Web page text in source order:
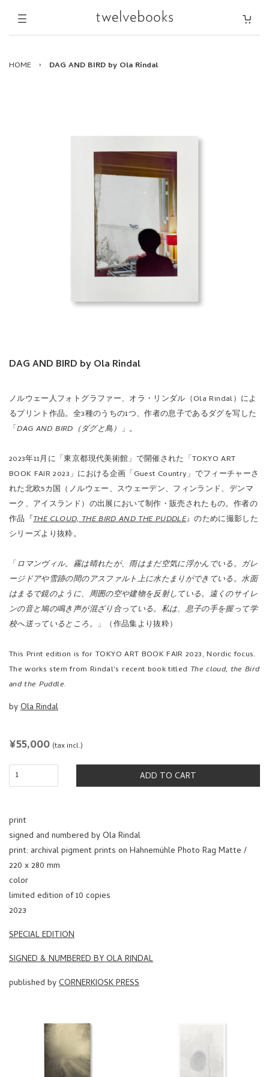
HOME › DAG AND BIRD by Ola Rindal
DAG AND BIRD by Ola Rindal
ノルウェー人フォトグラファー、オラ・リンダル（Ola Rindal）によ
るプリント作品。全3種のうちの1つ、作者の息子であるダグを写した
「DAG AND BIRD（ダグと鳥） 」。
2023年11月に「東京都現代美術館」で開催された「TOKYO ART
BOOK FAIR 2023」における企画「Guest Country」でフィーチャーさ
れた北欧5カ国（ノルウェー、スウェーデン、フィンランド、デンマ
ーク、アイスランド）の出展において制作・販売されたもの。作者の
作品『THE CLOUD, THE BIRD AND THE PUDDLE』のために撮影した
シリーズより抜粋。
「 ロマンヴィル。霧は晴れたが、雨はまだ空気に浮かんでいる。ガレ
ージドアや雪跡の間のアスファルト上に水たまりができている。水面
はまるで鏡のように、周囲の空や建物を反射している。遠くのサイレ
ンの音と鳩の鳴き声が混ざり合っている。私は、息子の手を握って学
校へ送っているところ。 」（作品集より抜粋）
This Print edition is for TOKYO ART BOOK FAIR 2023, Nordic focus.
The works stem from Rindal's recent book titled The cloud, the Bird
and the Puddle.
byOla Rindal
REGULAR
¥55,000 (tax incl.)
ADD TO CART
print
signed and numbered by Ola Rindal
print: archival pigment prints on Hahnemühle Photo Rag Matte /
220 x 280 mm
color
limited edition of 10 copies
2023
SPECIAL EDITION
SIGNED & NUMBERED BY OLA RINDAL
published byCORNERKIOSK PRESS